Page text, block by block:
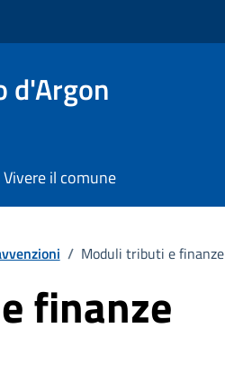
d'Argon
Vivere il comune
/ Moduli tributi e finanze
finanze